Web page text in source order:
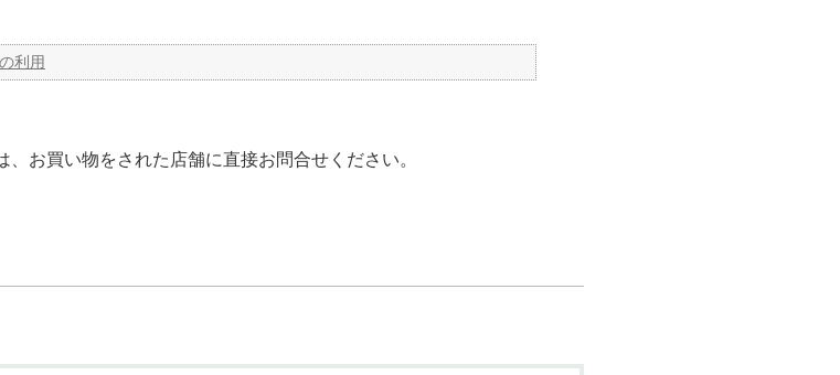
利用
お買い物をされた店舗に直接お問合せください。